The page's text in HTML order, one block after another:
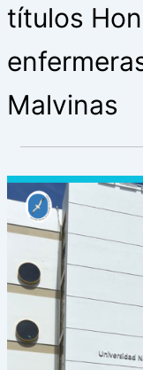
títulos
Malvinas